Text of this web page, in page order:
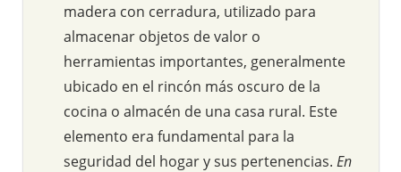
madera con cerradura, utilizado para
almacenar objetos de valor o
herramientas importantes, generalmente
ubicado en el rincón más oscuro de la
cocina o almacén de una casa rural. Este
elemento era fundamental para la
seguridad del hogar y sus pertenencias. En